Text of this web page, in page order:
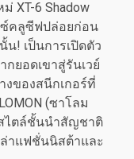
XT-6 Shadow
ซ์คลูซีฟปล่อยก่อน
น! เป็นการเปิดตัว
ยอดเขาสู่รันเวย์
งของสนีกเกอร์ที่
(ซาโลม
ไตล์ชั้นนำสัญชาติ
ล่าแฟชั่นนิสต้าและ